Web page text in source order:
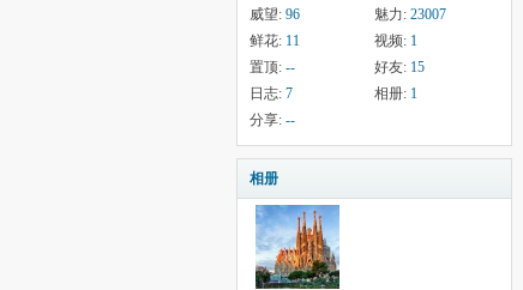
威望: 96 魅力: 23007
鲜花: 11 视频: 1
置顶: -- 好友: 15
日志: 7 相册: 1
分享: --
相册